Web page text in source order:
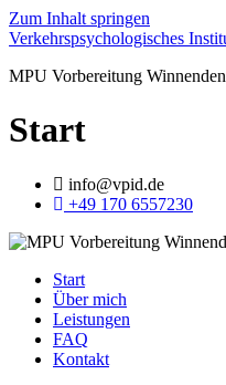
Zum Inhalt springen
Verkehrspsychologisches
MPU Vorbereitung Winnenden
Start
info@vpid.de
+49 170 6557230
Start
Über mich
Leistungen
FAQ
Kontakt